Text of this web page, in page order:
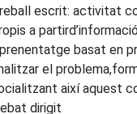
escrit: activitat
a
basat en
el
així aquest
dirigit